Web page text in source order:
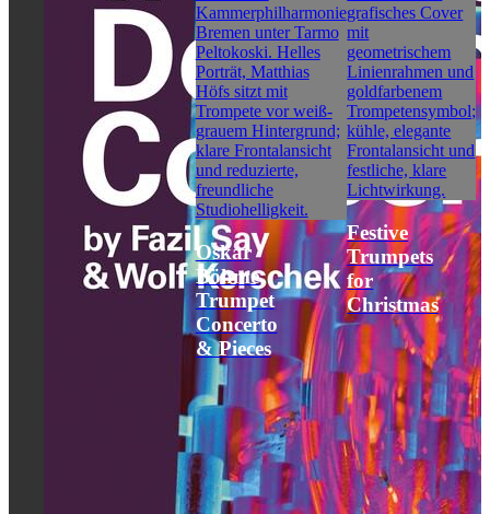
Oskar
Böhme
Trumpet
Concerto
& Pieces
Festive
Trumpets
for
Christmas